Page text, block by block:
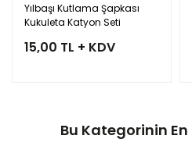
Yılbaşı Kutlama Şapkası
Kukuleta Katyon Seti
15,00 TL + KDV
Bu Kategorinin